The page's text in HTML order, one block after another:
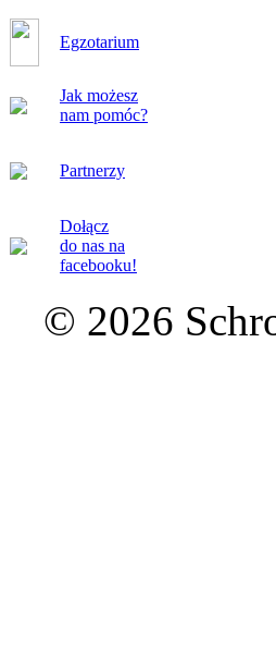
Egzotarium
Jak możesz
nam pomóc?
Partnerzy
Dołącz
do nas na
facebooku!
© 2026